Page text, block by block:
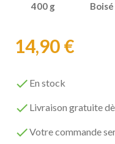
400 g Boisé
14,90 €
 En stock
 Livraison gratuite
Votre commande